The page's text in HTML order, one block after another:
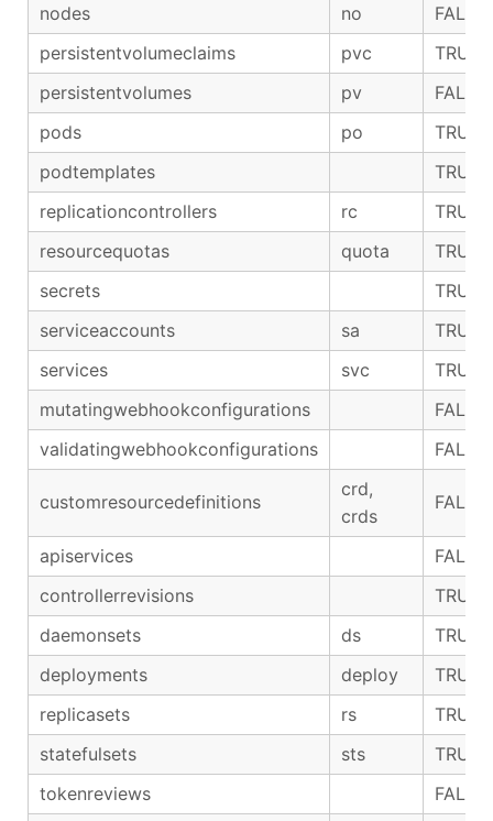
nodes
no
FALSE
persistentvolumeclaims
pvc
TRUE
persistentvolumes
pv
FALSE
pods
po
TRUE
podtemplates
TRUE
replicationcontrollers
rc
TRUE
resourcequotas
quota
TRUE
secrets
TRUE
serviceaccounts
sa
TRUE
services
svc
TRUE
mutatingwebhookconfigurations
FALSE
validatingwebhookconfigurations
FALSE
customresourcedefinitions
crd,
crds
FALSE
apiservices
FALSE
controllerrevisions
TRUE
daemonsets
ds
TRUE
deployments
deploy
TRUE
replicasets
rs
TRUE
statefulsets
sts
TRUE
tokenreviews
FALSE